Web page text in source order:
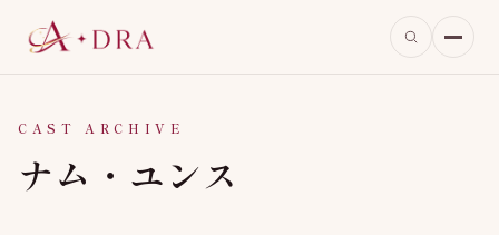
CAST ARCHIVE
ナム・ユンス